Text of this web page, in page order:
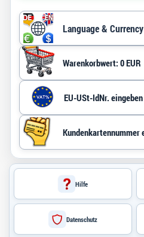
Language & Currency
Warenkorbwert: 0 EUR
Hilfe
Datenschutz